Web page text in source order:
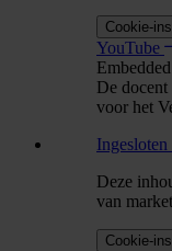
Cookie-
YouTube
De
voor het
Deze
van
Cookie-